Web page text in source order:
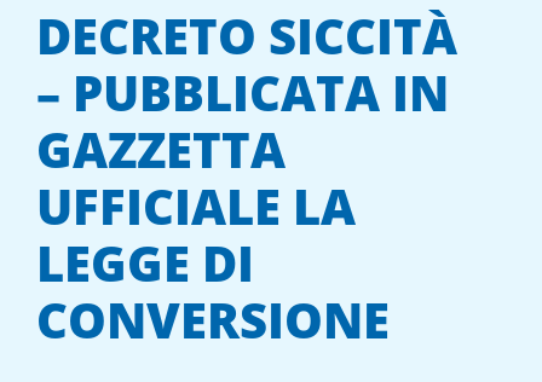
DECRETO SICCITÀ
– PUBBLICATA IN
GAZZETTA
UFFICIALE LA
LEGGE DI
CONVERSIONE